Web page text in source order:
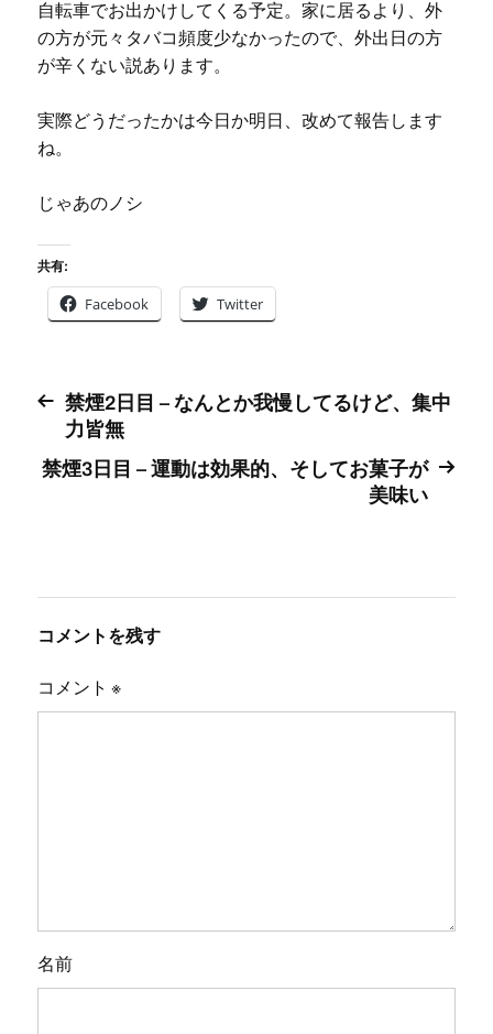
自転車でお出かけしてくる予定。家に居るより、外
の方が元々タバコ頻度少なかったので、外出日の方
が辛くない説あります。
実際どうだったかは今日か明日、改めて報告します
ね。
じゃあのノシ
共有:
Facebook Twitter
禁煙2日目 – なんとか我慢してるけど、集中
力皆無
禁煙3日目 – 運動は効果的、そしてお菓子が
美味い
コメントを残す
コメント ※
名前